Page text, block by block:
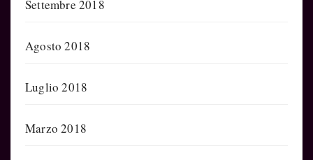
Settembre 2018
Agosto 2018
Luglio 2018
Marzo 2018